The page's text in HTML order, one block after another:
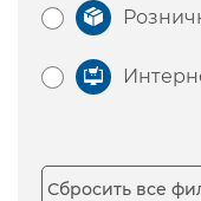
Сбросить все